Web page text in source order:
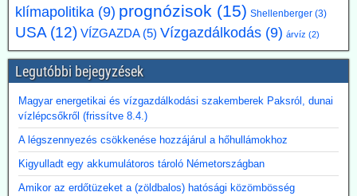
2026.07.17. Műszaki Magazin: A BME kutatói
segítenek kideríteni, hogyan lehetne Budapestre
vinni a paksi hőt
Az atomerőmű hulladékhőjének a fővárosi távfűtésben történő
hasznosítása gazdasági és környezetvédelmi szempontból is
ígéretes elképzelés.
A főváros távhőrendszerét üzemeltető Budapesti Közművek (BKM)
több hónapig tartó tárgyalások után megbízási szerződést kötött a
BME-vel egy döntést megalapozó tanulmány közös elkészítésére a
Paksi Atomerőmű hőjének a fővárosi távfűtési rendszerbe való
eljuttatása lehetőségéről.
klímapolitika (9) prognózisok (15) Shellenberger (3)
USA (12) VÍZGAZDA(5) Vízgazdálkodás (9) árvíz (2)
Legutóbbi bejegyzések
Magyar energetikai és vízgazdálkodási szakemberek Paksról, dunai
vízlépcsőkről (frissítve 8.4.)
A légszennyezés csökkenése hozzájárul a hőhullámokhoz
Kigyulladt egy akkumulátoros tároló Németországban
Amikor az erdőtüzeket a (zöldbalos) hatósági közömbösség